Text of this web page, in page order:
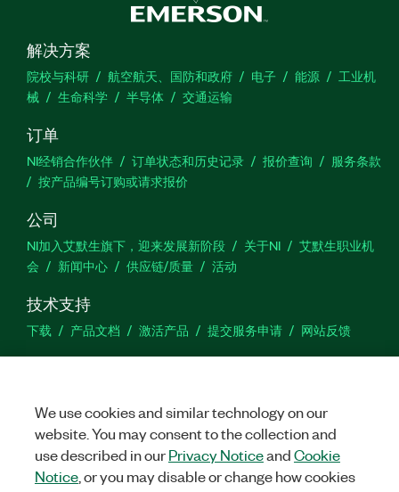
解决方案
院校与科研 航空航天、国防和政府 电子 能源
工业机
械
生命科学 半导体 交通运输
订单
NI经销合作伙伴 订单状态和历史记录 报价查询
服务条款
按产品编号订购或请求报价
公司
NI加入艾默生旗下，迎来发展新阶段 关于NI
艾默生职业机
会
新闻中心 供应链/质量 活动
技术支持
下载 产品文档 激活产品 提交服务申请 网站反馈
©NATIONAL INSTRUMENTS CORP. 恩艾 (中国) 仪器有限公司 版权所
有.沪ICP备09002359号. 沪公网安备 31011502018878号
We use cookies and similar technology on our
website. You may consent to the collection and
use described in ourPrivacy NoticeandCookie
Notice, or you may disable or change how cookies